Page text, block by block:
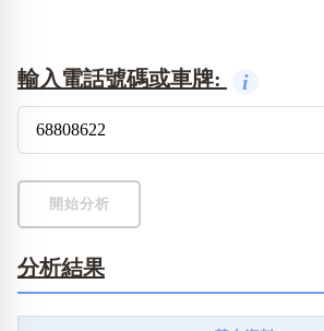
清除全部分類
清除全部分類
輸入電話號碼或車牌: i
開始分析
分析結果